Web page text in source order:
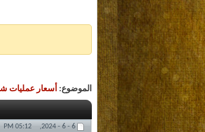
الموضوع: أسعار عمليات
6 - 6 - 2024,
05:12 PM